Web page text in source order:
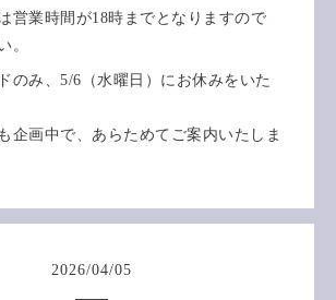
営業時間が18時までとなりますので
。
のみ、5/6（水曜日）にお休みをいた
企画中で、あらためてご案内いたしま
2026/04/05